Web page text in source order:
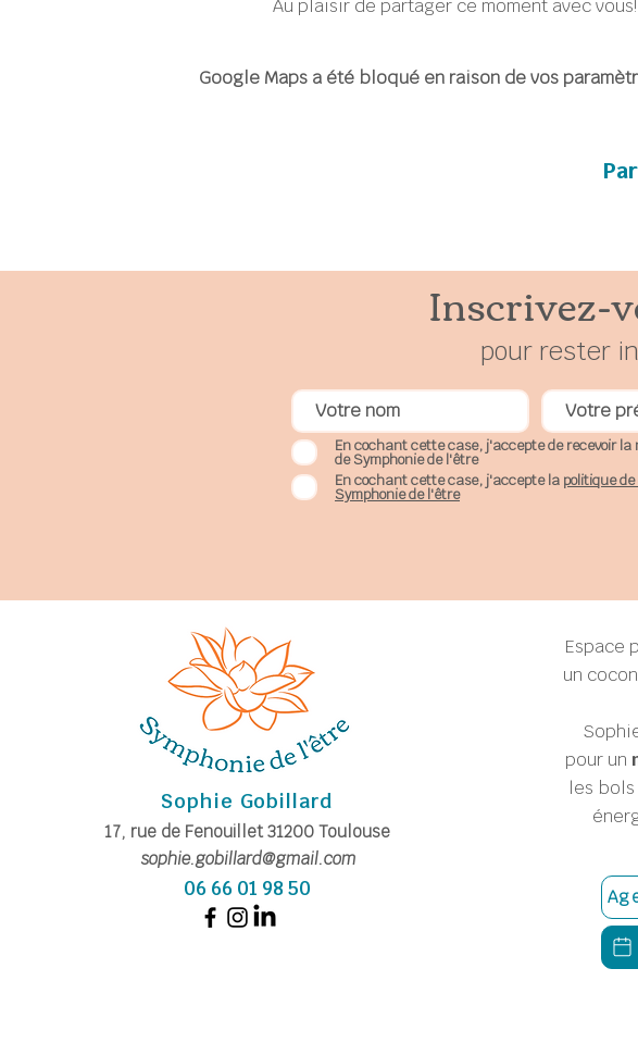
Au plaisir de partager ce moment avec vous!
Google Maps a été bloqué en raison de vos
Inscrivez-
pour resterin
En cochant cette case, j'accepte de recevoir
de Symphonie de l'être
En cochant cette case, j'accepte la politique
Symphonie de l'être
Sophie Gobillard
17, rue de Fenouillet 31200Toulouse
sophie.gobillard@gmail.com
06 66 01 98 50
Espace
un
pour un
les